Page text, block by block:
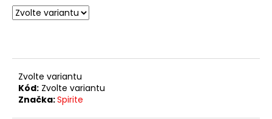
Zvolte variantu
Kód: Zvolte variantu
Značka:Spirite
TRIKO